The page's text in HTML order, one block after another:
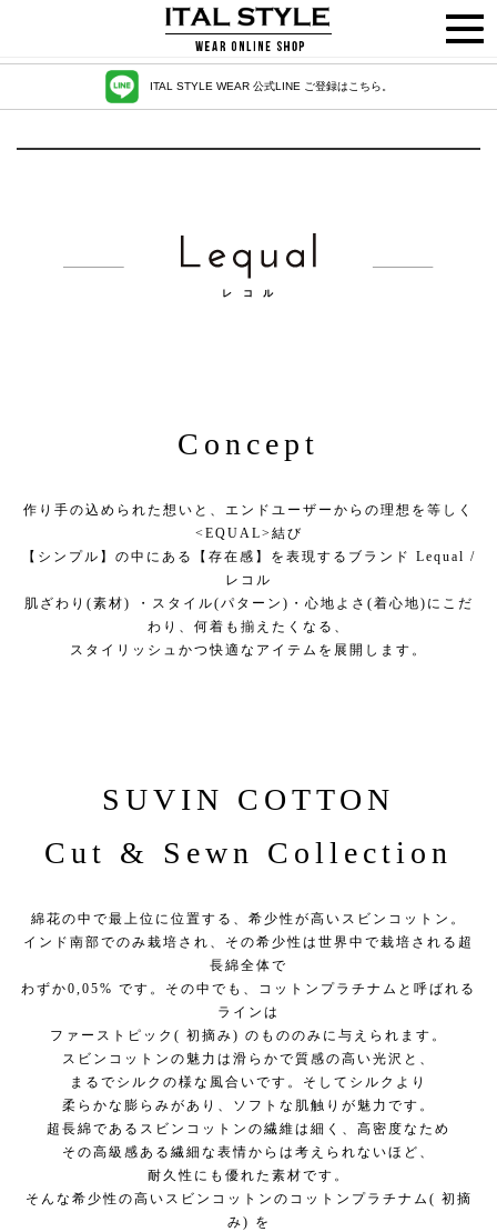
ITAL STYLE WEAR 公式LINE ご登録はこちら。
Concept
作り手の込められた想いと、エンドユーザーからの理想を等しく
<EQUAL>結び
【シンプル】の中にある【存在感】を表現するブランド Lequal /
レコル
肌ざわり(素材) ・スタイル(パターン)・心地よさ(着心地)にこだ
わり、何着も揃えたくなる、
スタイリッシュかつ快適なアイテムを展開します。
SUVIN COTTON
Cut & Sewn Collection
綿花の中で最上位に位置する、希少性が高いスビンコットン。
インド南部でのみ栽培され、その希少性は世界中で栽培される超
長綿全体で
わずか0,05% です。その中でも、コットンプラチナムと呼ばれる
ラインは
ファーストピック( 初摘み) のもののみに与えられます。
スビンコットンの魅力は滑らかで質感の高い光沢と、
まるでシルクの様な風合いです。そしてシルクより
柔らかな膨らみがあり、ソフトな肌触りが魅力です。
超長綿であるスビンコットンの繊維は細く、高密度なため
その高級感ある繊細な表情からは考えられないほど、
耐久性にも優れた素材です。
そんな希少性の高いスビンコットンのコットンプラチナム( 初摘
み) を